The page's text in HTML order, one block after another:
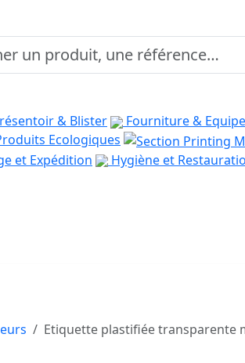
& Blister Fourniture &
Ecologiques
et Expédition Hygiène et
Etiquette plastifiée transparente